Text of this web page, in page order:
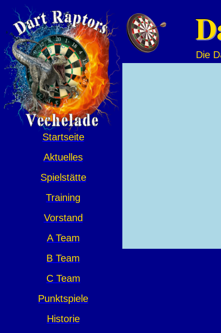
Startseite
Aktuelles
Spielstätte
Training
Vorstand
A Team
B Team
C Team
Punktspiele
Historie
Die